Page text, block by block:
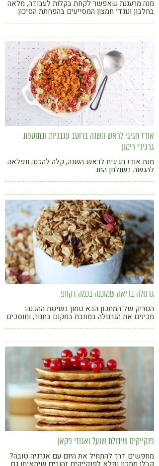
מנה מרעננת שאפשר לקחת בקלות לעבודה, מלאה
בחלבון ונוגדי חמצון המסייעים בהפחתת הסיכון
אורז חגיגי לראש השנה ברוטב עגבניות ובתוספת
גרגירי רימון
מנת אורז חגיגית לראש השנה, קלה להכנה ונפלאה
להגשה בשולחן החג
גרנולה בריאה שמוכנה בכמה דקות!
הטריק של המתכון הבא טמון בשיטת ההכנה:
מכינים את הגרנולה במחבת במקום בתנור, וחוסכים
פנקייקים שיבולת שועל ואגוזי פקאן
מחפשים דרך להתחיל את היום עם אנרגיה טובה?